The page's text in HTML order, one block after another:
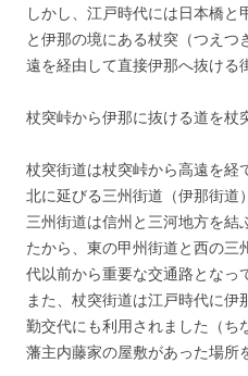
しかし、江戸時代には日本橋
と伊那の境にある杖突（つえ
遠を経由して直接伊那へ抜ける
杖突峠から伊那に抜ける道を杖
杖突街道は杖突峠から高遠を経
北に延びる三州街道（伊那街道
三州街道は信州と三河地方を結
たから、東の甲州街道と西の
代以前から重要な交通路となっ
また、杖突街道は江戸時代に
勤交代にも利用されました（ち
藩主内藤家の屋敷があった場所